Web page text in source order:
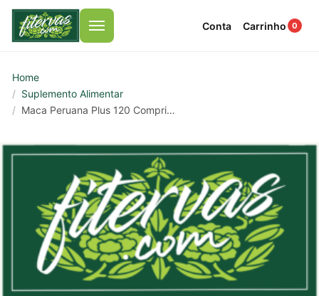
Menu Conta Carrinho 0
Home
Suplemento Alimentar
Maca Peruana Plus 120 Comprimidos De 1000mg – 120g